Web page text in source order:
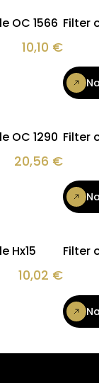
OC 1566
10,10 €
Filter
OC 1290
20,56 €
Filter
Hx15
10,02 €
Filter